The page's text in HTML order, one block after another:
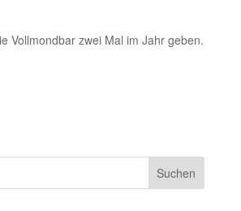
Vollmondbar zwei Mal im Jahr geben.